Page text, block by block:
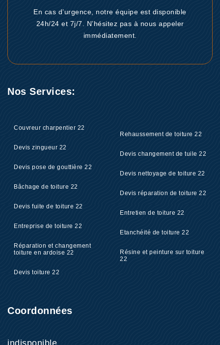
En cas d’urgence, notre équipe est disponible
24h/24 et 7j/7. N’hésitez pas à nous appeler
immédiatement.
Nos Services:
Couvreur charpentier 22
Devis zingueur 22
Devis pose de gouttière 22
Bâchage de toiture 22
Devis fuite de toiture 22
Entreprise de toiture 22
Réparation et changement
toiture en ardoise 22
Devis toiture 22
Rehaussement de toiture 22
Devis changement de tuile 22
Devis nettoyage de toiture 22
Devis réparation de toiture 22
Entretien de toiture 22
Etanchéité de toiture 22
Résine et peinture sur toiture
22
Coordonnées
indisponible